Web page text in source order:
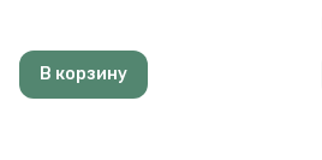
В корзину